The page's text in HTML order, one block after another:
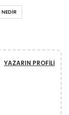
YAZARIN PROFILI